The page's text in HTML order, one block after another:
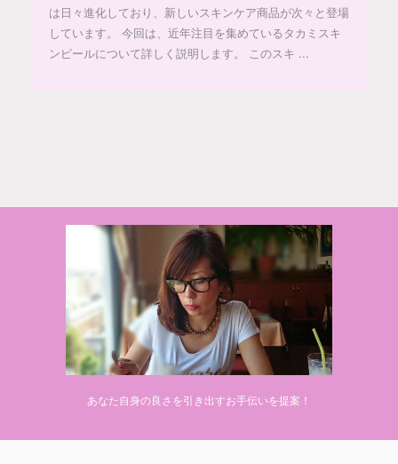
は日々進化しており、新しいスキンケア商品が次々と登場
しています。 今回は、近年注目を集めているタカミスキ
ンピールについて詳しく説明します。 このスキ ...
あなた自身の良さを引き出すお手伝いを提案！
AFFINGER5